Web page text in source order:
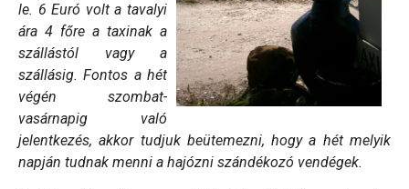
le. 6 Euró volt a tavalyi
ára 4 főre a taxinak a
szállástól vagy a
szállásig. Fontos a hét
végén szombat-
vasárnapig való
jelentkezés, akkor tudjuk beütemezni, hogy a hét melyik
napján tudnak menni a hajózni szándékozó vendégek.